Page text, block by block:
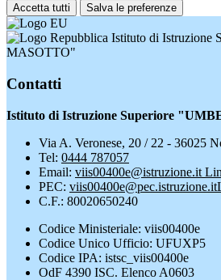
Accetta tutti Salva le preferenze
Istituto di Istruzione
MASOTTO"
Contatti
Istituto di Istruzione Superiore
Via A. Veronese, 20 / 22 - 36025
Tel: 0444 787057
Email: viis00400e@istruzione.it
PEC: viis00400e@pec.istruzione.it
C.F.: 80020650240
Codice Ministeriale: viis00400e
Codice Unico Ufficio: UFUXP5
Codice IPA: istsc_viis00400e
OdF 4390 ISC. Elenco A0603